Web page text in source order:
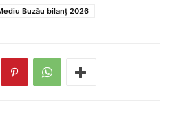
Buzău bilanț 2026